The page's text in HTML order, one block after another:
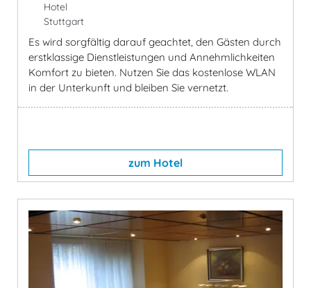
Hotel
Stuttgart
Es wird sorgfältig darauf geachtet, den Gästen durch
erstklassige Dienstleistungen und Annehmlichkeiten
Komfort zu bieten. Nutzen Sie das kostenlose WLAN
in der Unterkunft und bleiben Sie vernetzt.
zum Hotel